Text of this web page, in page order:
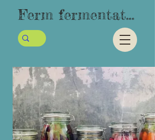
Ferm fermentatie